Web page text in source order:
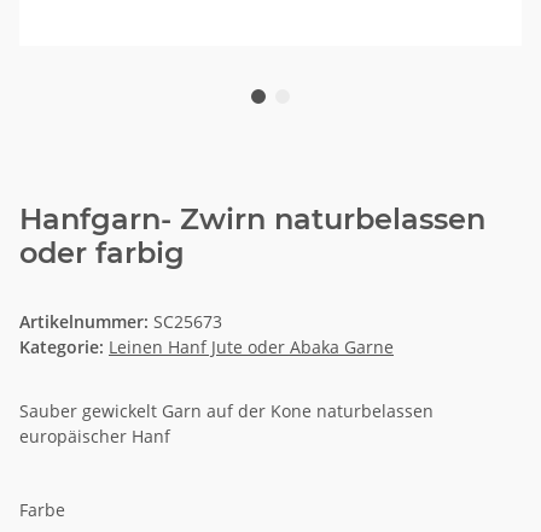
Hanfgarn- Zwirn naturbelassen
oder farbig
Artikelnummer: SC25673
Kategorie: Leinen Hanf Jute oder Abaka Garne
Sauber gewickelt Garn auf der Kone naturbelassen
europäischer Hanf
Farbe